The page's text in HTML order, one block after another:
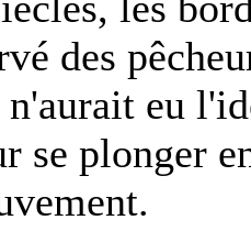
des
eu
se plonger